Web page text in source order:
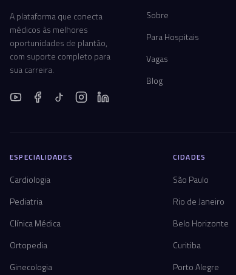
A plataforma que conecta
médicos às melhores
oportunidades de plantão,
com suporte completo para
sua carreira.
Sobre
Para Hospitais
Vagas
Blog
ESPECIALIDADES
Cardiologia
Pediatria
Clínica Médica
Ortopedia
Ginecologia
CIDADES
São Paulo
Rio de Janeiro
Belo Horizonte
Curitiba
Porto Alegre